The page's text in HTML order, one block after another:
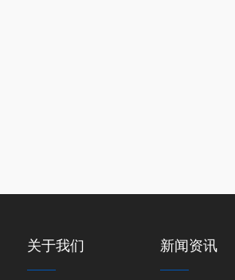
关于我们 新闻资讯